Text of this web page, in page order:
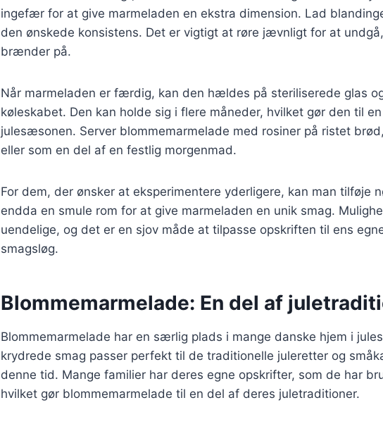
ingefær for at give marmeladen en ekstra dimension. Lad
den ønskede konsistens. Det er vigtigt at røre jævnligt for at
brænder på.
Når marmeladen er færdig, kan den hældes på steriliserede glas
køleskabet. Den kan holde sig i flere måneder, hvilket gør den til
julesæsonen. Server blommemarmelade med rosiner på ristet
eller som en del af en festlig morgenmad.
For dem, der ønsker at eksperimentere yderligere, kan man tilføje
endda en smule rom for at give marmeladen en unik smag.
uendelige, og det er en sjov måde at tilpasse opskriften til ens
smagsløg.
Blommemarmelade: En del af
Blommemarmelade har en særlig plads i mange danske hjem i
krydrede smag passer perfekt til de traditionelle juleretter og
denne tid. Mange familier har deres egne opskrifter, som de har
hvilket gør blommemarmelade til en del af deres juletraditioner.